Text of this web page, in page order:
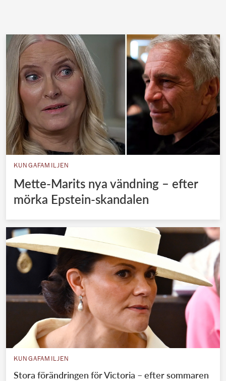
KUNGAFAMILJEN
Mette-Marits nya vändning – efter
mörka Epstein-skandalen
KUNGAFAMILJEN
Stora förändringen för Victoria – efter sommaren